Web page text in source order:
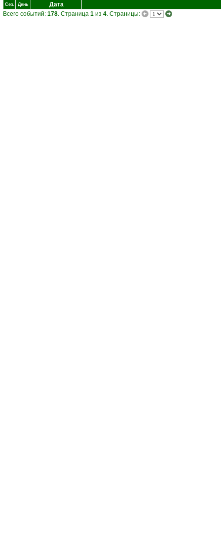
Сез. День
Дата
Всего событий: 178. Страница 1 из 4. Страницы: